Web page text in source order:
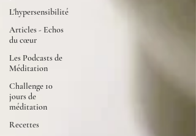
L'hypersensibilité
Articles - Echos
du cœur
Les Podcasts de
Méditation
Challenge 10
jours de
méditation
Recettes